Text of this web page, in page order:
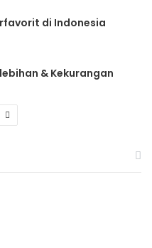
di Indonesia
& Kekurangan
Next